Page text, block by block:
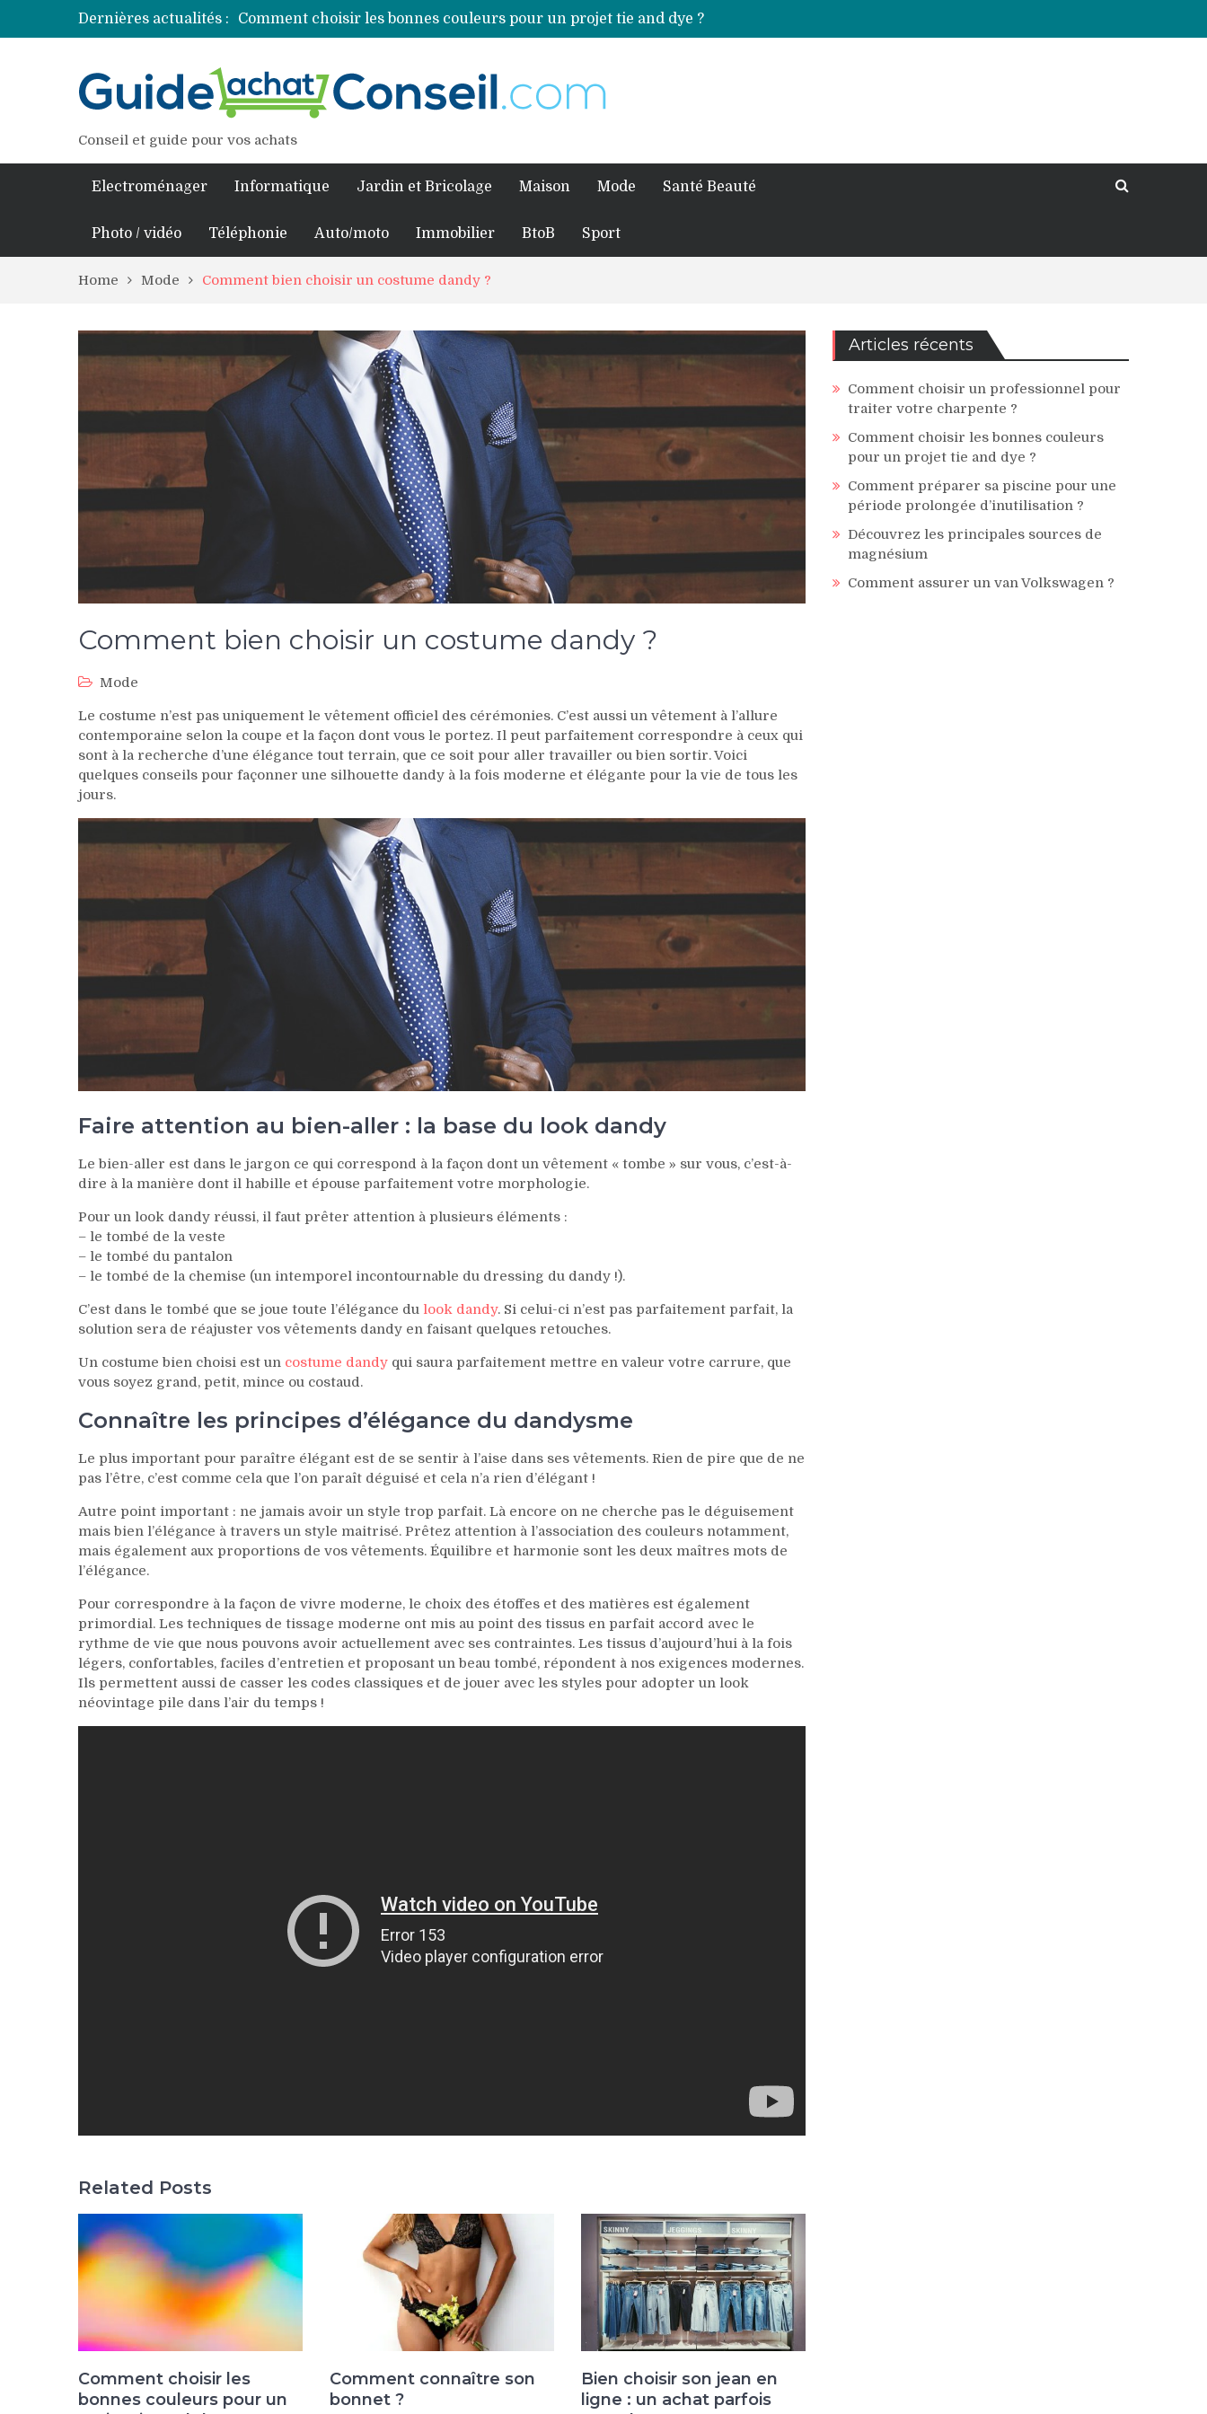
Dernières actualités :
Comment choisir les bonnes couleurs pour un projet tie and dye ?
Comment préparer sa piscine pour une période prolongée d’inutilisation ?
Comment assurer un van Volkswagen ?
Comment choisir un professionnel pour traiter votre charpente ?
Conseil et guide pour vos achats
Electroménager Informatique Jardin et Bricolage Maison Mode Santé Beauté
Photo / vidéo Téléphonie Auto/moto Immobilier BtoB Sport
Home Mode Comment bien choisir un costume dandy ?
Comment bien choisir un costume dandy ?
Mode
Le costume n’est pas uniquement le vêtement officiel des cérémonies. C’est aussi un vêtement à l’allure
contemporaine selon la coupe et la façon dont vous le portez. Il peut parfaitement correspondre à ceux qui
sont à la recherche d’une élégance tout terrain, que ce soit pour aller travailler ou bien sortir. Voici
quelques conseils pour façonner une silhouette dandy à la fois moderne et élégante pour la vie de tous les
jours.
Faire attention au bien-aller : la base du look dandy
Le bien-aller est dans le jargon ce qui correspond à la façon dont un vêtement « tombe » sur vous, c’est-à-
dire à la manière dont il habille et épouse parfaitement votre morphologie.
Pour un look dandy réussi, il faut prêter attention à plusieurs éléments :
– le tombé de la veste
– le tombé du pantalon
– le tombé de la chemise (un intemporel incontournable du dressing du dandy !).
C’est dans le tombé que se joue toute l’élégance du look dandy. Si celui-ci n’est pas parfaitement parfait, la
solution sera de réajuster vos vêtements dandy en faisant quelques retouches.
Un costume bien choisi est un costume dandy qui saura parfaitement mettre en valeur votre carrure, que
vous soyez grand, petit, mince ou costaud.
Connaître les principes d’élégance du dandysme
Le plus important pour paraître élégant est de se sentir à l’aise dans ses vêtements. Rien de pire que de ne
pas l’être, c’est comme cela que l’on paraît déguisé et cela n’a rien d’élégant !
Autre point important : ne jamais avoir un style trop parfait. Là encore on ne cherche pas le déguisement
mais bien l’élégance à travers un style maitrisé. Prêtez attention à l’association des couleurs notamment,
mais également aux proportions de vos vêtements. Équilibre et harmonie sont les deux maîtres mots de
l’élégance.
Pour correspondre à la façon de vivre moderne, le choix des étoffes et des matières est également
primordial. Les techniques de tissage moderne ont mis au point des tissus en parfait accord avec le
rythme de vie que nous pouvons avoir actuellement avec ses contraintes. Les tissus d’aujourd’hui à la fois
légers, confortables, faciles d’entretien et proposant un beau tombé, répondent à nos exigences modernes.
Ils permettent aussi de casser les codes classiques et de jouer avec les styles pour adopter un look
néovintage pile dans l’air du temps !
Related Posts
Comment choisir les
bonnes couleurs pour un
Comment connaître son
bonnet ?
Bien choisir son jean en
ligne : un achat parfois
Articles récents
Comment choisir un professionnel pour
traiter votre charpente ?
Comment choisir les bonnes couleurs
pour un projet tie and dye ?
Comment préparer sa piscine pour une
période prolongée d’inutilisation ?
Découvrez les principales sources de
magnésium
Comment assurer un van Volkswagen ?